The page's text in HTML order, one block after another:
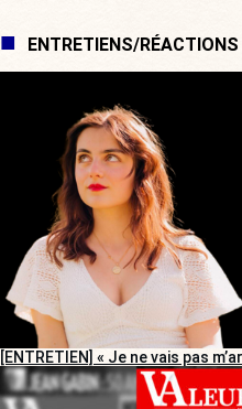
ENTRETIENS/RÉACTIONS
[ENTRETIEN] « Je ne vais pas